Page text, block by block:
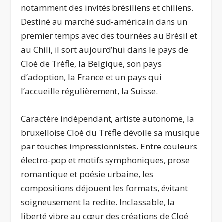
notamment des invités brésiliens et chiliens.
Destiné au marché sud-américain dans un
premier temps avec des tournées au Brésil et
au Chili, il sort aujourd’hui dans le pays de
Cloé de Trèfle, la Belgique, son pays
d’adoption, la France et un pays qui
l’accueille régulièrement, la Suisse.
Caractère indépendant, artiste autonome, la
bruxelloise Cloé du Trèfle dévoile sa musique
par touches impressionnistes. Entre couleurs
électro-pop et motifs symphoniques, prose
romantique et poésie urbaine, les
compositions déjouent les formats, évitant
soigneusement la redite. Inclassable, la
liberté vibre au cœur des créations de Cloé